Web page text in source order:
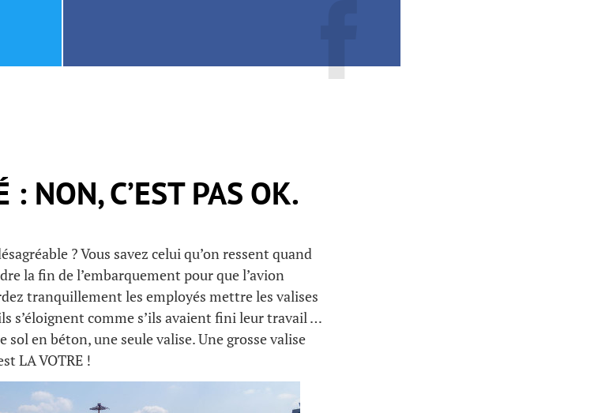
: NON, C’EST PAS OK.
? Vous savez celui qu’on ressent quand
la fin de l’embarquement pour que l’avion
tranquillement les employés mettre les valises
s’éloignent comme s’ils avaient fini leur travail …
en béton, une seule valise. Une grosse valise
LA VOTRE !